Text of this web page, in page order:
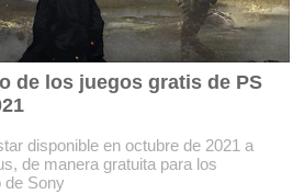
de los juegos gratis de PS
disponible en octubre de 2021 a
de manera gratuita para los
de Sony